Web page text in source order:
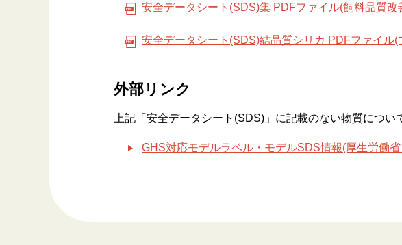
安全データシート(SDS)集 PDFファイル(飼料品質
安全データシート(SDS)結晶質シリカ PDFファイル
外部リンク
上記「安全データシート(SDS)」に記載のない物質につい
GHS対応モデルラベル・モデルSDS情報(厚生労働